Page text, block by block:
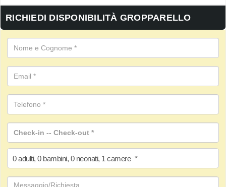
RICHIEDI DISPONIBILITÀ GROPPARELLO
0 adulti, 0 bambini, 0 neonati, 1 camere *